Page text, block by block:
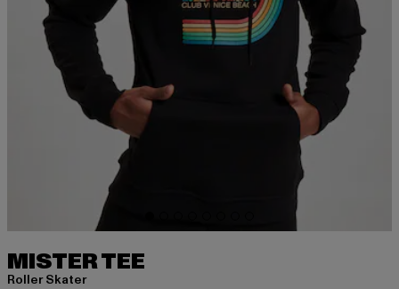
MISTER TEE
Roller Skater